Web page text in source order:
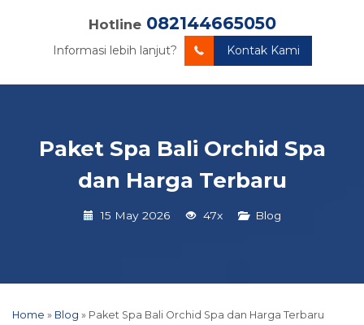
Hotline 082144665050
Informasi lebih lanjut? Kontak Kami
Paket Spa Bali Orchid Spa
dan Harga Terbaru
15 May 2026 47x Blog
Home » Blog » Paket Spa Bali Orchid Spa dan Harga Terbaru